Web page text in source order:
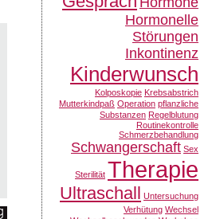
Hormonelle
Störungen
Inkontinenz
Kinderwunsch
Kolposkopie Krebsabstrich
Mutterkindpaß Operation pflanzliche
Substanzen Regelblutung
Routinekontrolle
Schmerzbehandlung
Schwangerschaft Sex
Sterilität Therapie
Ultraschall
Untersuchung
Verhütung Wechsel